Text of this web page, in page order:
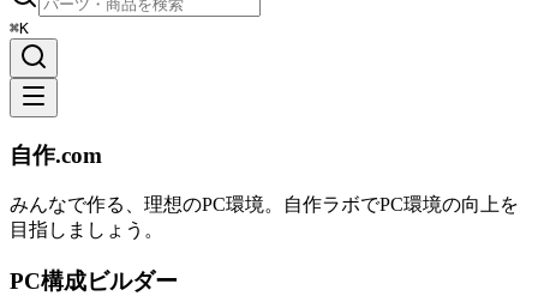
⌘K
自作.com
みんなで作る、理想のPC環境。 自作ラボでPC環境の向上を
目指しましょう。
PC構成ビルダー